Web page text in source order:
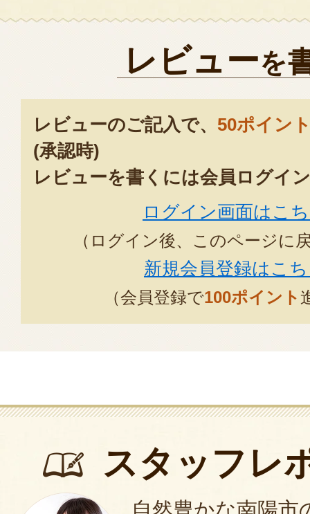
レビューを
レビューのご記入で、 50ポイン
(承認時)
レビューを書くには会員ログイ
ログイン画面はこ
（ログイン後、このページに
新規会員登録はこ
（会員登録で100ポイント
スタッフレ